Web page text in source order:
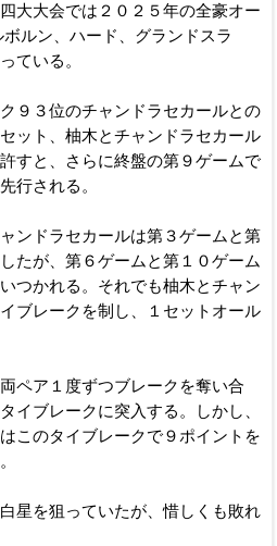
大大会では２０２５年の全豪オー
ルン、ハード、グランドスラ
ている。
９３位のチャンドラセカールとの
ット、柚木とチャンドラセカール
すと、さらに終盤の第９ゲームで
行される。
ンドラセカールは第３ゲームと第
たが、第６ゲームと第１０ゲーム
つかれる。それでも柚木とチャン
ブレークを制し、１セットオール
ペア１度ずつブレークを奪い合
イブレークに突入する。しかし、
このタイブレークで９ポイントを
星を狙っていたが、惜しくも敗れ